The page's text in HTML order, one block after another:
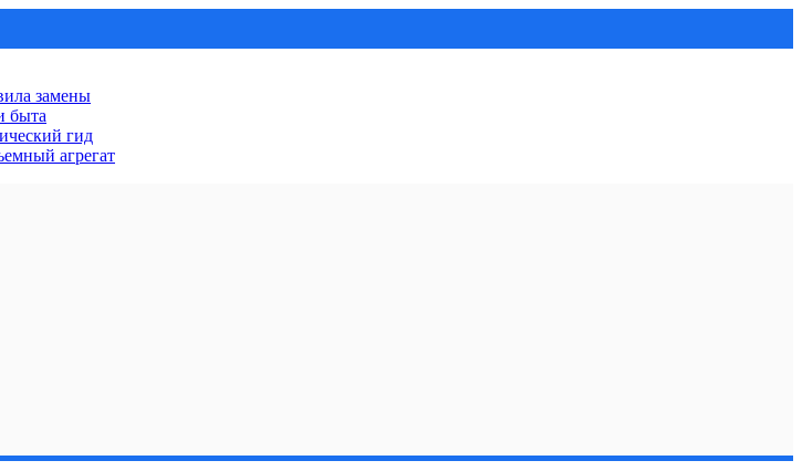
замены
быта
гид
агрегат